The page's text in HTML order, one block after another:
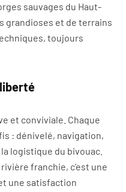
sauvages du Haut-
grandioses et de terrains
toujours
et conviviale. Chaque
: dénivelé, navigation,
logistique du bivouac.
franchie, c’est une
une satisfaction